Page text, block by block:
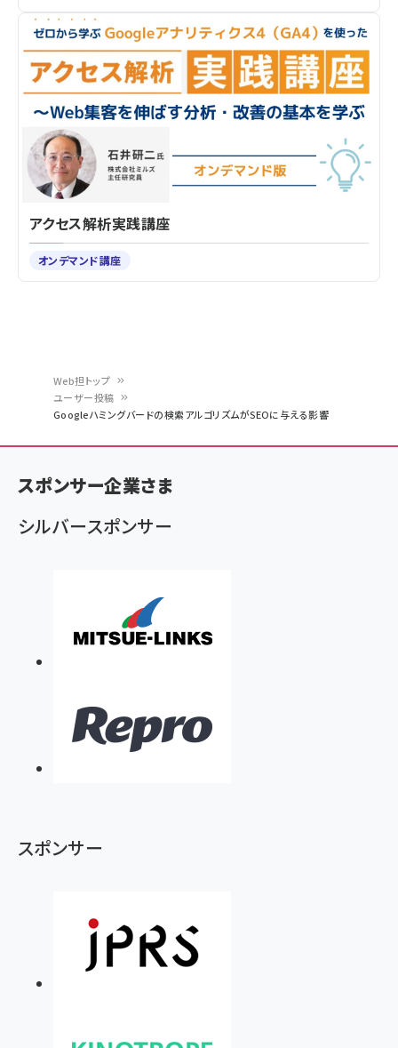
ン
く
ず
Web担トップ
ユーザー投稿
Googleハミングバードの検索アルゴリズムがSEOに与える影響
アクセス解析実践講座
オンデマンド講座
スポンサー企業さま
シルバースポンサー
スポンサー